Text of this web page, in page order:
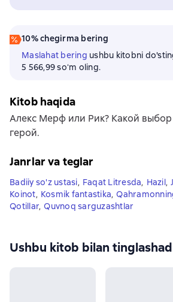
10% chegirma bering
Maslahat bering ushbu kitobni
5 566,99 soʻm oling.
Kitob haqida
Алекс Мерф или Рик? Какой выбор
герой.
Janrlar va teglar
Badiiy so'z ustasi, Faqat Litresda, Hazil,
Koinot, Kosmik fantastika,
Qotillar, Quvnoq sarguzashtlar
Ushbu kitob bilan